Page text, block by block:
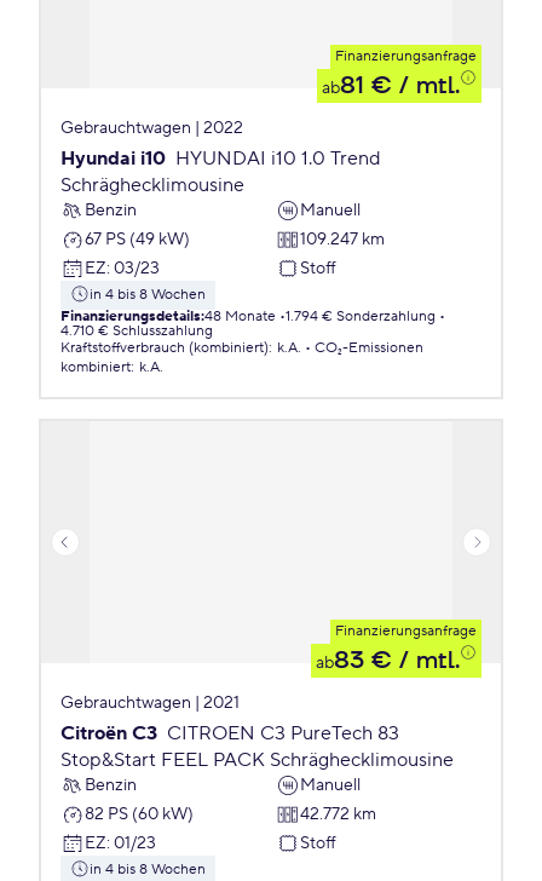
Finanzierungsanfrage
ab81 € / mtl.
Gebrauchtwagen | 2022
Hyundai i10 HYUNDAI i10 1.0 Trend
Schräghecklimousine
Benzin
Manuell
67 PS (49 kW)
109.247 km
EZ: 03/23 Stoff
in 4 bis 8 Wochen
Finanzierungsdetails:48 Monate 1.794 € Sonderzahlung
4.710 € Schlusszahlung
Kraftstoffverbrauch (kombiniert): k.A.
CO₂-Emissionen
kombiniert: k.A.
Finanzierungsanfrage
ab83 € / mtl.
Gebrauchtwagen | 2021
Citroën C3 CITROEN C3 PureTech 83
Stop&Start FEEL PACK Schräghecklimousine
Benzin
Manuell
82 PS (60 kW)
42.772 km
EZ: 01/23 Stoff
in 4 bis 8 Wochen